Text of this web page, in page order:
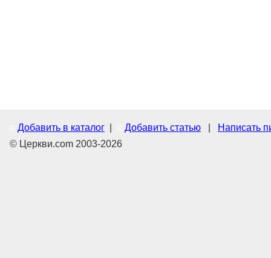
Добавить в каталог Добавить статью
Написать
© Церкви.com 2003-2026